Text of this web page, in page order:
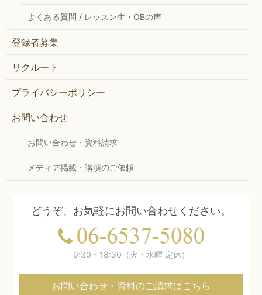
よくある質問 / レッスン生・OBの声
登録者募集
リクルート
プライバシーポリシー
お問い合わせ
お問い合わせ・資料請求
メディア掲載・講演のご依頼
どうぞ、お気軽にお問い合わせください。
9:30 - 18:30（火・水曜 定休）
お問い合わせ・資料のご請求はこちら